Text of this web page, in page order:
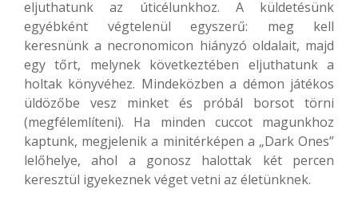
eljuthatunk az úticélunkhoz. A küldetésünk
egyébként végtelenül egyszerű: meg kell
keresnünk a necronomicon hiányzó oldalait, majd
egy tőrt, melynek következtében eljuthatunk a
holtak könyvéhez. Mindeközben a démon játékos
üldözőbe vesz minket és próbál borsot törni
(megfélemlíteni). Ha minden cuccot magunkhoz
kaptunk, megjelenik a minitérképen a „Dark Ones”
lelőhelye, ahol a gonosz halottak két percen
keresztül igyekeznek véget vetni az életünknek.